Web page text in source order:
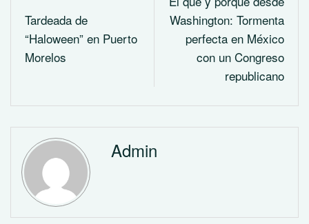
Tardeada de
“Haloween” en Puerto
Morelos
Washington: Tormenta
perfecta en México
con un Congreso
republicano
Admin